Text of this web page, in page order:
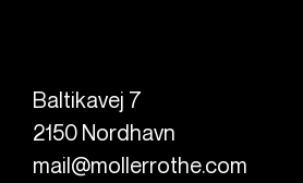
Baltikavej 7
2150 Nordhavn
mail@mollerrothe.com